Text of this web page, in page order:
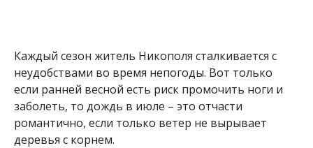
а кто-то уже никуда не спешит, потому что
промок до нитки.
Ранее мы рассказывали о том, чтов Никополе
разыгралась стихия: улицы залил летний
дождь с грозой и градом